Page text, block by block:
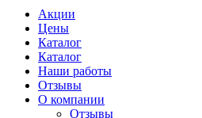
Акции
Цены
Каталог
Каталог
Наши работы
Отзывы
О компании
Отзывы